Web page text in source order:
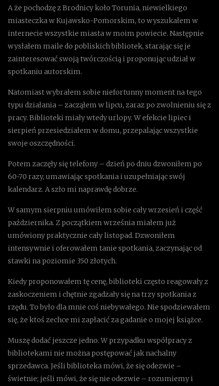
A że pochodzę z Brodnicy koło Torunia, niewielkiego
miasteczka w Kujawsko-Pomorskim, to wyszukałem w
internecie wszystkie miasta w moim powiecie. Następnie
wysłałem maile do pobliskich bibliotek, starając się je
zainteresować swoją twórczością i proponując udział w
spotkaniu autorskim.
Natomiast wybrałem sobie niefortunny moment na tego
typu działania – zacząłem w lipcu, zaraz po zwolnieniu się z
pracy. Biblioteki miały wtedy urlopy. W efekcie lipiec i
sierpień przesiedziałem w domu, przepalając wszystkie
swoje oszczędności.
Potem zaczęły się telefony – dzień po dniu dzwoniłem po
60-70 razy, umawiając spotkania i uzupełniając swój
kalendarz. A szło mi naprawdę dobrze.
W samym sierpniu umówiłem sobie cały wrzesień i część
października. Z początkiem września miałem już
umówiony praktycznie cały listopad. Dzwoniłem
intensywnie i oferowałem tanie spotkania, zaczynając od
stawki na poziomie 350 złotych.
Kiedy proponowałem tę cenę, biblioteki często reagowały z
zaskoczeniem i chętnie zgadzały się na trzy spotkania z
rzędu. To było dla mnie coś niebywałego. Nie spodziewałem
się, że ktoś zechce mi zapłacić za gadanie o mojej książce.
Muszę dodać jeszcze jedno. W przypadku współpracy z
bibliotekami nie można postępować jak nachalny
sprzedawca. Jeśli biblioteka mówi, że się odezwie –
świetnie; jeśli mówi, że się nie odezwie – rozumiemy i